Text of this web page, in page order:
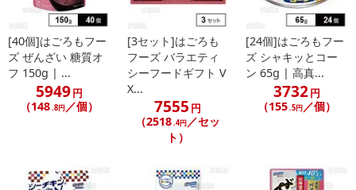
■その他共通および商品カテゴリー別注意事項（※必ずご確認くだ
さい）
こちらの情報は2026-07-09 14:13:35.0 での情報となります。
[40個]はごろもフー
ズ ぜんざい 糖質オ
フ 150g | ...
5949円
（148.8円／個）
[3セット]はごろも
フーズ バラエティ
シーフードギフト V
X...
7555 円
（2518.4円／セッ
ト）
[24個]はごろもフー
ズ シャキッとコー
ン 65g | 高真...
3732円
（155.5円／個）